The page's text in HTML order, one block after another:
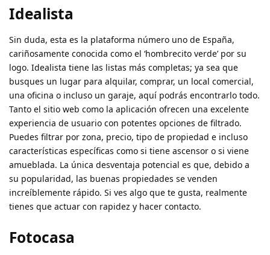
Idealista
Sin duda, esta es la plataforma número uno de España,
cariñosamente conocida como el ‘hombrecito verde’ por su
logo. Idealista tiene las listas más completas; ya sea que
busques un lugar para alquilar, comprar, un local comercial,
una oficina o incluso un garaje, aquí podrás encontrarlo todo.
Tanto el sitio web como la aplicación ofrecen una excelente
experiencia de usuario con potentes opciones de filtrado.
Puedes filtrar por zona, precio, tipo de propiedad e incluso
características específicas como si tiene ascensor o si viene
amueblada. La única desventaja potencial es que, debido a
su popularidad, las buenas propiedades se venden
increíblemente rápido. Si ves algo que te gusta, realmente
tienes que actuar con rapidez y hacer contacto.
Fotocasa